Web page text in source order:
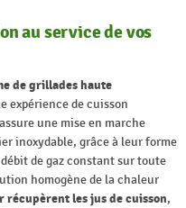
au service de vos
de grillades haute
expérience de cuisson
une mise en marche
inoxydable, grâce à leur forme
de gaz constant sur toute
homogène de la chaleur
récupèrent les jus de cuisson,